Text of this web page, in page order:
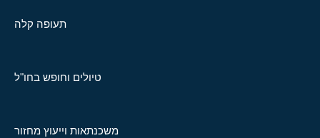
תעופה קלה
טיולים וחופש בחו"ל
משכנתאות וייעוץ מחזור